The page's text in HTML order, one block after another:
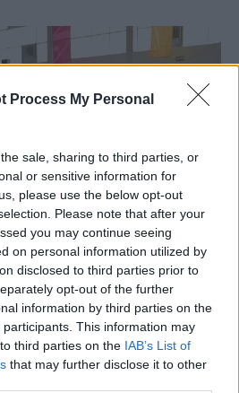
Process My Personal
sale, sharing to third parties, or
or sensitive information for
please use the below opt-out
Please note that after your
you may continue seeing
on personal information utilized by
disclosed to third parties prior to
opt-out of the further
information by third parties on the
participants. This information may
third parties on the IAB’s List of
that may further disclose it to other
της “ντριμ-τιμ”!
έγινε στο Ζηρίνειο, ο
ακαδημιών και της γυναικείας